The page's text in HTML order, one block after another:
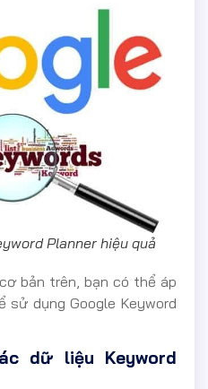
Planner hiệu quả
bản trên, bạn có thể áp
sử dụng Google Keyword
dữ liệu Keyword